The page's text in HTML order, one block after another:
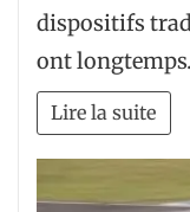
dispositifs
ont
Lire la suite